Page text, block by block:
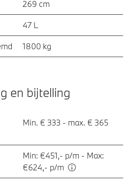
269 cm
47 L
1800 kg
en bijtelling
Min. € 333 - max. € 365
Min: €451,- p/m - Max:
€624,- p/m